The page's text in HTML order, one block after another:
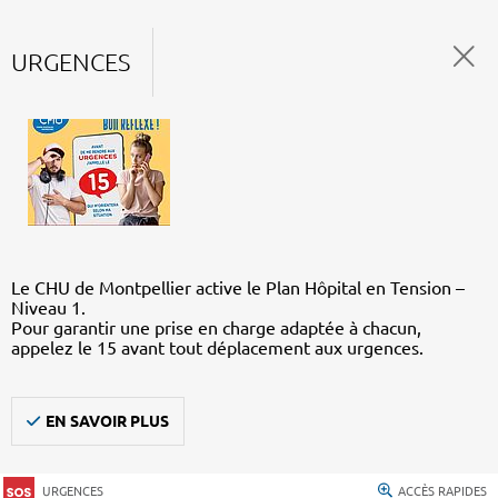
URGENCES
Le CHU de Montpellier active le Plan Hôpital en Tension –
Niveau 1.
Pour garantir une prise en charge adaptée à chacun,
appelez le 15 avant tout déplacement aux urgences.
EN SAVOIR PLUS
URGENCES ACCÈS RAPIDES